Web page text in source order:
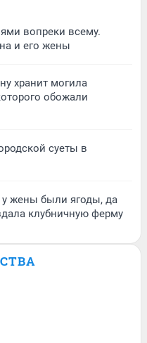
вопреки всему.
и его жены
хранит могила
обожали
суеты в
у жены были ягоды, да
клубничную ферму